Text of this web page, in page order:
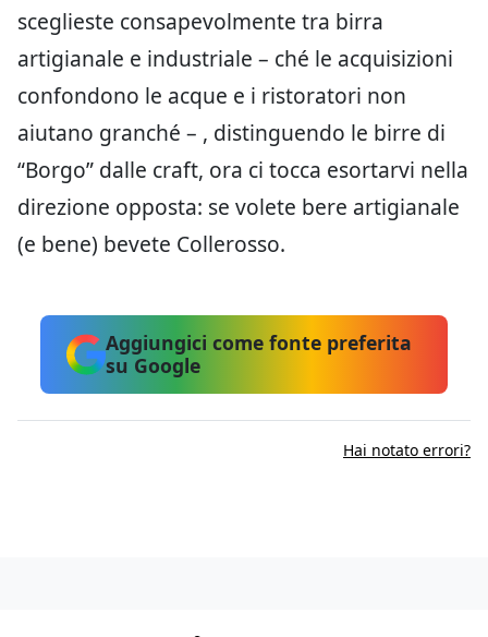
sceglieste consapevolmente tra birra
artigianale e industriale – ché le acquisizioni
confondono le acque e i ristoratori non
aiutano granché – , distinguendo le birre di
“Borgo” dalle craft, ora ci tocca esortarvi nella
direzione opposta: se volete bere artigianale
(e bene) bevete Collerosso.
Aggiungici come fonte preferita
su Google
Hai notato errori?